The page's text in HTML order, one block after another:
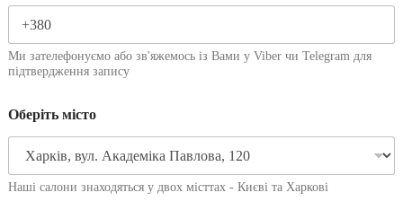
Ми зателефонуємо або зв'яжемось із Вами у Viber чи Telegram для
підтвердження запису
Оберіть місто
Наші салони знаходяться у двох місттах - Києві та Харкові